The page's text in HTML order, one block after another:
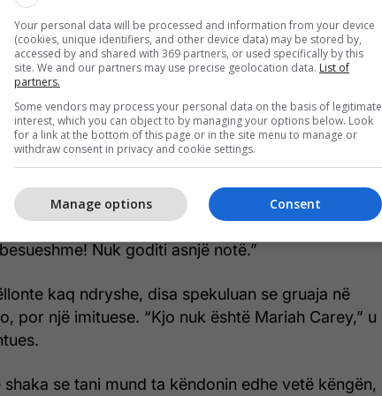
Vanity Fair, Carey bëri një paraqitje surprizë në
një shtresë ekstra emocionuese në një
Në llogarinë e medias në TikTok, ajo shihet
Be My Baby.
live e këngës së saj të njohur Hero u bë
vunë re se interpretimi i saj ndryshonte nga
se nuk tingëllonte njësoj.
zërin e saj?” pyeti një përdorues në TikTok. Një
Nuk goditi asnjë notë.”
kaq ndryshe, disa spekuluan se gruaja në
por një imituese. “Kjo nuk është Mariah Carey,” u
se tani mund ta këndonin edhe vetë këngën,
Your personal data will be processed and information from your device
(cookies, unique identifiers, and other device data) may be stored by,
accessed by and shared with 369 partners, or used specifically by this
site. We and our partners may use precise geolocation data. List of
partners.
Some vendors may process your personal data on the basis of legitimate
interest, which you can object to by managing your options below. Look
for a link at the bottom of this page or in the site menu to manage or
withdraw consent in privacy and cookie settings.
Consent
Manage options